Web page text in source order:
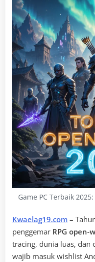
Game PC Terbaik
Kwaelag19.com –
penggemar RPG open-
tracing, dunia luas, dan
wajib masuk wishlist